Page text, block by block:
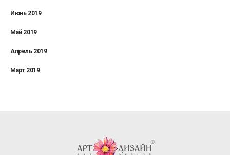
Июнь 2019
Май 2019
Апрель 2019
Март 2019